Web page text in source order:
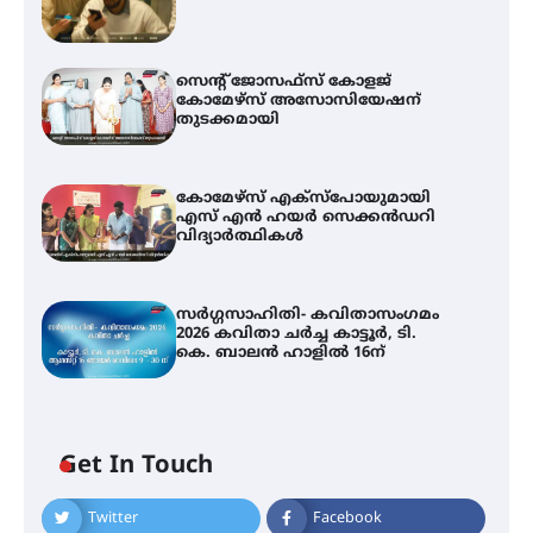
സെന്റ് ജോസഫ്സ് കോളജ്
കോമേഴ്‌സ് അസോസിയേഷന്
തുടക്കമായി
കോമേഴ്സ് എക്സ്പോയുമായി
എസ് എൻ ഹയർ സെക്കൻഡറി
വിദ്യാർത്ഥികൾ
സർഗ്ഗസാഹിതി- കവിതാസംഗമം
2026 കവിതാ ചർച്ച കാട്ടൂർ, ടി.
കെ. ബാലൻ ഹാളിൽ 16ന്
Get In Touch
Twitter Facebook